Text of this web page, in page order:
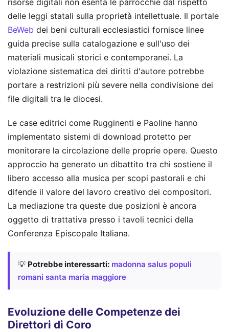
delle leggi statali sulla proprietà intellettuale. Il portale
BeWeb dei beni culturali ecclesiastici fornisce linee
guida precise sulla catalogazione e sull'uso dei
materiali musicali storici e contemporanei. La
violazione sistematica dei diritti d'autore potrebbe
portare a restrizioni più severe nella condivisione dei
file digitali tra le diocesi.
Le case editrici come Rugginenti e Paoline hanno
implementato sistemi di download protetto per
monitorare la circolazione delle proprie opere. Questo
approccio ha generato un dibattito tra chi sostiene il
libero accesso alla musica per scopi pastorali e chi
difende il valore del lavoro creativo dei compositori.
La mediazione tra queste due posizioni è ancora
oggetto di trattativa presso i tavoli tecnici della
Conferenza Episcopale Italiana.
💡 Potrebbe interessarti: madonna salus populi
romani santa maria maggiore
Evoluzione delle Competenze dei
Direttori di Coro